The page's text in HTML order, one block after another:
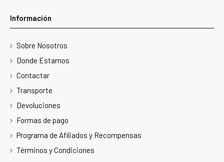
Información
Sobre Nosotros
Donde Estamos
Contactar
Transporte
Devoluciones
Formas de pago
Programa de Afiliados y Recompensas
Términos y Condiciones